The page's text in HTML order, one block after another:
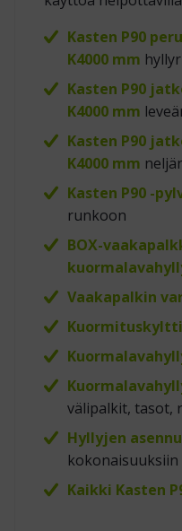
Kasten P90
K4000 mm
Kasten P90
K4000 mm
Kasten P90
K4000 mm
Kasten P90 -
runkoon
BOX-
Vaakapalkin
Kuormituskyltti
välipalkit, tasot,
Hyllyjen
kokonaisuuksiin
Kaikki Kasten